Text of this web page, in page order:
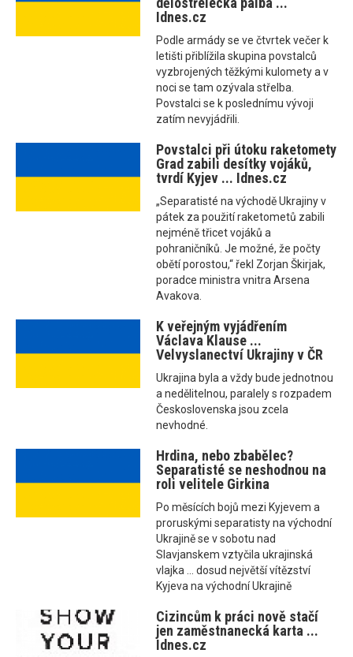
Idnes.cz
Podle armády se ve čtvrtek večer k
letišti přiblížila skupina povstalců
vyzbrojených těžkými kulomety a v
noci se tam ozývala střelba.
Povstalci se k poslednímu vývoji
zatím nevyjádřili.
Povstalci při útoku raketomety
Grad zabili desítky vojáků,
tvrdí Kyjev ... Idnes.cz
„Separatisté na východě Ukrajiny v
pátek za použití raketometů zabili
nejméně třicet vojáků a
pohraničníků. Je možné, že počty
obětí porostou,“ řekl Zorjan Škirjak,
poradce ministra vnitra Arsena
Avakova.
K veřejným vyjádřením
Václava Klause ...
Velvyslanectví Ukrajiny v ČR
Ukrajina byla a vždy bude jednotnou
a nedělitelnou, paralely s rozpadem
Československa jsou zcela
nevhodné.
Hrdina, nebo zbabělec?
Separatisté se neshodnou na
roli velitele Girkina
Po měsících bojů mezi Kyjevem a
proruskými separatisty na východní
Ukrajině se v sobotu nad
Slavjanskem vztyčila ukrajinská
vlajka ... dosud největší vítězství
Kyjeva na východní Ukrajině
Cizincům k práci nově stačí
jen zaměstnanecká karta ...
Idnes.cz